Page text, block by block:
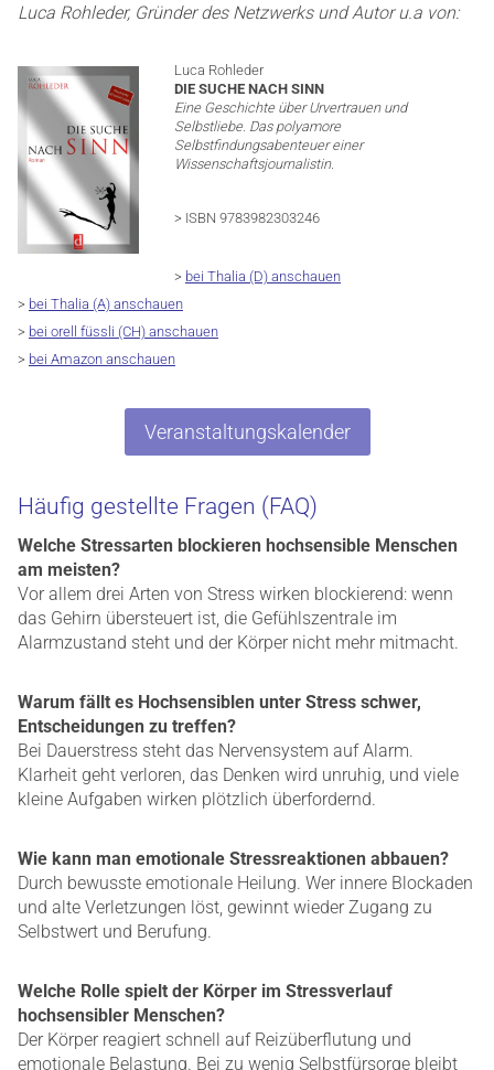
Luca Rohleder, Gründer des Netzwerks und Autor u.a von:
Luca Rohleder
DIE SUCHE NACH SINN
Eine Geschichte über Urvertrauen und
Selbstliebe. Das polyamore
Selbstfindungsabenteuer einer
Wissenschaftsjournalistin.
> ISBN 9783982303246
> bei Thalia (D) anschauen
> bei Thalia (A) anschauen
> bei orell füssli (CH) anschauen
> bei Amazon anschauen
Veranstaltungskalender
Häufig gestellte Fragen (FAQ)
Welche Stressarten blockieren hochsensible Menschen
am meisten?
Vor allem drei Arten von Stress wirken blockierend: wenn
das Gehirn übersteuert ist, die Gefühlszentrale im
Alarmzustand steht und der Körper nicht mehr mitmacht.
Warum fällt es Hochsensiblen unter Stress schwer,
Entscheidungen zu treffen?
Bei Dauerstress steht das Nervensystem auf Alarm.
Klarheit geht verloren, das Denken wird unruhig, und viele
kleine Aufgaben wirken plötzlich überfordernd.
Wie kann man emotionale Stressreaktionen abbauen?
Durch bewusste emotionale Heilung. Wer innere Blockaden
und alte Verletzungen löst, gewinnt wieder Zugang zu
Selbstwert und Berufung.
Welche Rolle spielt der Körper im Stressverlauf
hochsensibler Menschen?
Der Körper reagiert schnell auf Reizüberflutung und
emotionale Belastung. Bei zu wenig Selbstfürsorge bleibt